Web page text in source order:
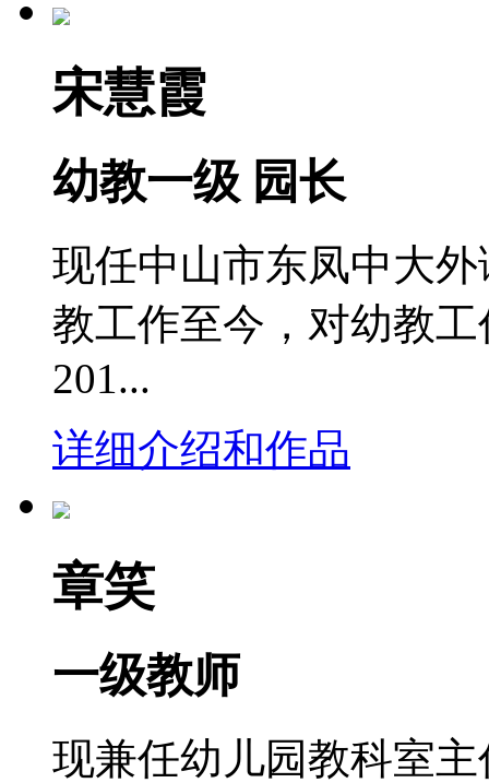
宋慧霞
幼教一级 园长
现任中山市东凤中大
教工作至今，对幼教
201...
详细介绍和作品
章笑
一级教师
现兼任幼儿园教科室